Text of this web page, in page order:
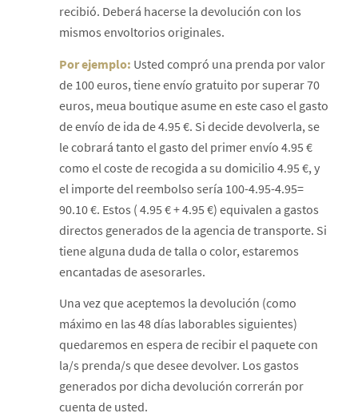
recibió. Deberá hacerse la devolución con los
mismos envoltorios originales.
Por ejemplo: Usted compró una prenda por valor
de 100 euros, tiene envío gratuito por superar 70
euros, meua boutique asume en este caso el gasto
de envío de ida de 4.95 €. Si decide devolverla, se
le cobrará tanto el gasto del primer envío 4.95 €
como el coste de recogida a su domicilio 4.95 €, y
el importe del reembolso sería 100-4.95-4.95=
90.10 €. Estos ( 4.95 € + 4.95 €) equivalen a gastos
directos generados de la agencia de transporte. Si
tiene alguna duda de talla o color, estaremos
encantadas de asesorarles.
Una vez que aceptemos la devolución (como
máximo en las 48 días laborables siguientes)
quedaremos en espera de recibir el paquete con
la/s prenda/s que desee devolver. Los gastos
generados por dicha devolución correrán por
cuenta de usted.